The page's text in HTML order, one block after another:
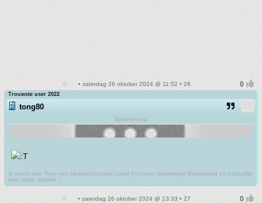
• zaterdag 26 oktober 2024 @ 11:52 • 26
Trouwste user 2022
tong80
Spleenheup
Ik noem een Tony van Heemschut,een Loeki Knol,een Brammetje Biesterveld en natuurlijk
een Japie Stobbe !
• zaterdag 26 oktober 2024 @ 13:33 • 27